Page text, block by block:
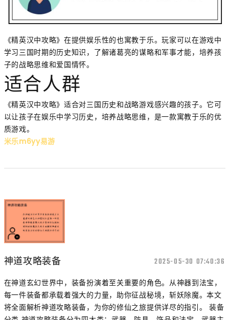
《精英汉中攻略》在提供娱乐性的也寓教于乐。玩家可以在游戏中
学习三国时期的历史知识，了解诸葛亮的谋略和军事才能，培养孩
子的战略思维和爱国情怀。
适合人群
《精英汉中攻略》适合对三国历史和战略游戏感兴趣的孩子。它可
以让孩子在娱乐中学习历史，培养战略思维，是一款寓教于乐的优
质游戏。
米乐m6yy易游
神道攻略装备 2025-05-30 07:40:36
在神道玄幻世界中，装备扮演着至关重要的角色。从神器到法宝，
每一件装备都承载着强大的力量，助你征战秘境，斩妖除魔。本文
将全面解析神道攻略装备，为你的修仙之旅提供详尽的指引。 装备